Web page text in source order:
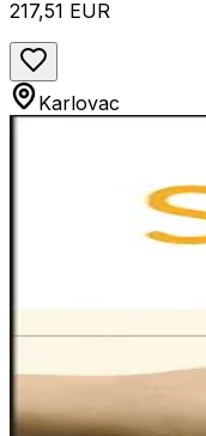
217,51 EUR
Karlovac